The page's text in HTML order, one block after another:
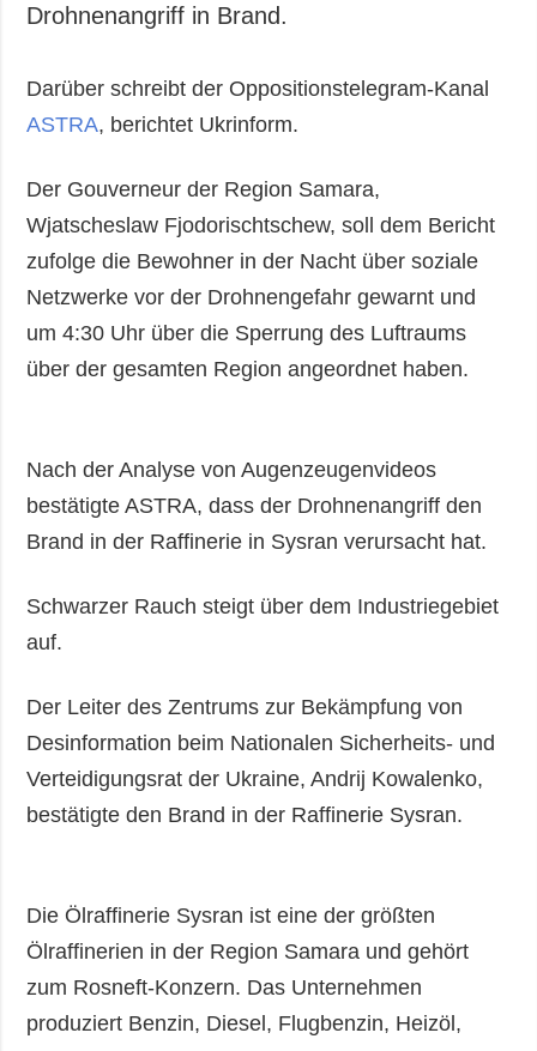
Drohnenangriff in Brand.
Darüber schreibt der Oppositionstelegram-Kanal
ASTRA, berichtet Ukrinform.
Der Gouverneur der Region Samara,
Wjatscheslaw Fjodorischtschew, soll dem Bericht
zufolge die Bewohner in der Nacht über soziale
Netzwerke vor der Drohnengefahr gewarnt und
um 4:30 Uhr über die Sperrung des Luftraums
über der gesamten Region angeordnet haben.
Nach der Analyse von Augenzeugenvideos
bestätigte ASTRA, dass der Drohnenangriff den
Brand in der Raffinerie in Sysran verursacht hat.
Schwarzer Rauch steigt über dem Industriegebiet
auf.
Der Leiter des Zentrums zur Bekämpfung von
Desinformation beim Nationalen Sicherheits- und
Verteidigungsrat der Ukraine, Andrij Kowalenko,
bestätigte den Brand in der Raffinerie Sysran.
Die Ölraffinerie Sysran ist eine der größten
Ölraffinerien in der Region Samara und gehört
zum Rosneft-Konzern. Das Unternehmen
produziert Benzin, Diesel, Flugbenzin, Heizöl,